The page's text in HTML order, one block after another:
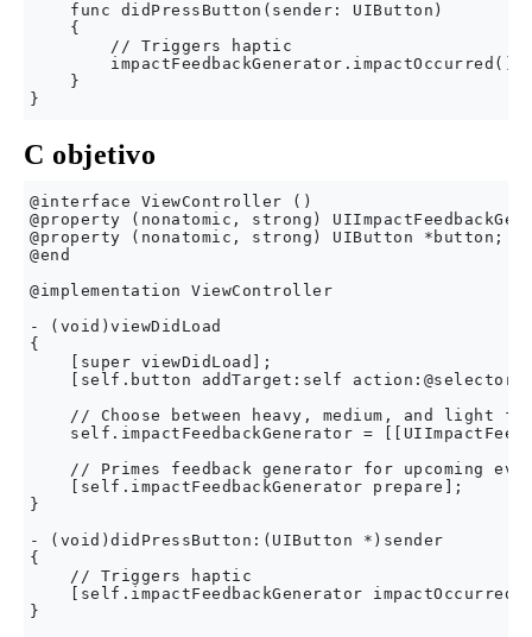
    func didPressButton(sender: UIButton)
    {
        // Triggers haptic
        impactFeedbackGenerator.impactOccurred()
    }
C objetivo
@interface ViewController ()
@property (nonatomic, strong)
@property (nonatomic, strong) UIButton *button;
@end
@implementation ViewController
- (void)viewDidLoad
{
    [super viewDidLoad];
[self.button addTarget:self
// Choose between heavy, medium, and light
self.impactFeedbackGenerator =
// Primes feedback generator for upcoming
    [self.impactFeedbackGenerator prepare];
}
- (void)didPressButton:(UIButton *)sender
{
    // Triggers haptic
[self.impactFeedbackGenerator
}